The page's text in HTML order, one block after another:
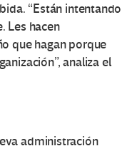
“Están intentando
Les hacen
que hagan porque
analiza el
administración